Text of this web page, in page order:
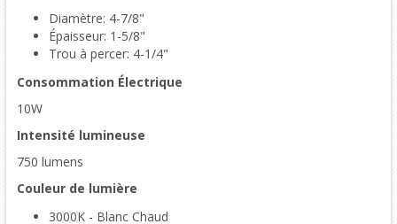
Diamètre: 4-7/8"
Épaisseur: 1-5/8"
Trou à percer: 4-1/4"
Consommation Électrique
10W
Intensité lumineuse
750 lumens
Couleur de lumière
3000K - Blanc Chaud